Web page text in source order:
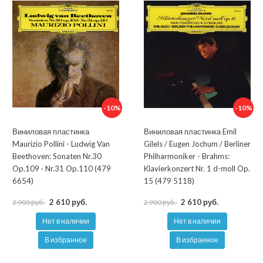
-10%
Виниловая пластинка
Maurizio Pollini - Ludwig Van
Beethoven: Sonaten Nr.30
Op.109 · Nr.31 Op.110 (479
6654)
2 900 руб. 2 610 руб.
Нет в наличии
В избранное
-10%
Виниловая пластинка Emil
Gilels / Eugen Jochum / Berliner
Philharmoniker - Brahms:
Klavierkonzert Nr. 1 d-moll Op.
15 (479 5118)
2 900 руб. 2 610 руб.
Нет в наличии
В избранное